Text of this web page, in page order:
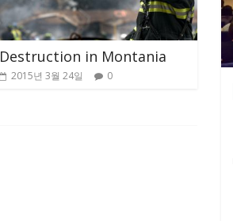
Destruction in Montania
2015년 3월 24일 0